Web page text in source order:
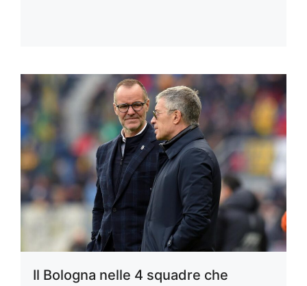
Il Bologna nelle 4 squadre che